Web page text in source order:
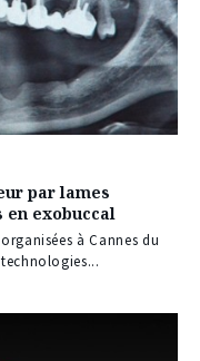
par lames
exobuccal
à Cannes du